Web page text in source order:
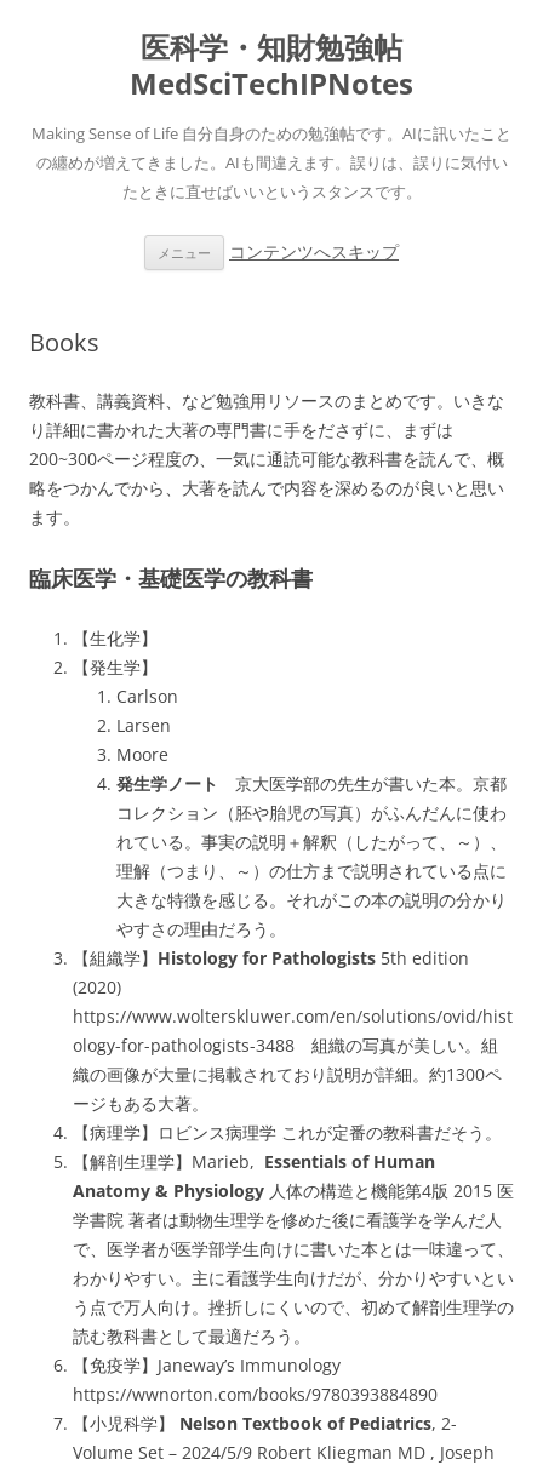
医科学・知財勉強帖
MedSciTechIPNotes
Making Sense of Life 自分自身のための勉強帖です。AIに訊いたこと
の纏めが増えてきました。AIも間違えます。誤りは、誤りに気付い
たときに直せばいいというスタンスです。
メニュー コンテンツへスキップ
Books
教科書、講義資料、など勉強用リソースのまとめです。いきな
り詳細に書かれた大著の専門書に手をださずに、まずは
200~300ページ程度の、一気に通読可能な教科書を読んで、概
略をつかんでから、大著を読んで内容を深めるのが良いと思い
ます。
臨床医学・基礎医学の教科書
【生化学】
【発生学】
Carlson
Larsen
Moore
発生学ノート
京大医学部の先生が書いた本。京都
コレクション（胚や胎児の写真）がふんだんに使わ
れている。事実の説明＋解釈（したがって、～）、
理解（つまり、～）の仕方まで説明されている点に
大きな特徴を感じる。それがこの本の説明の分かり
やすさの理由だろう。
【組織学】 Histology for Pathologists 5th edition
(2020)
https://www.wolterskluwer.com/en/solutions/ovid/hist
ology-for-pathologists-3488 組織の写真が美しい。組
織の画像が大量に掲載されており説明が詳細。約1300ペ
ージもある大著。
【病理学】ロビンス病理学 これが定番の教科書だそう。
【解剖生理学】Marieb, Essentials of Human
Anatomy & Physiology 人体の構造と機能第4版 2015 医
学書院 著者は動物生理学を修めた後に看護学を学んだ人
で、医学者が医学部学生向けに書いた本とは一味違って、
わかりやすい。主に看護学生向けだが、分かりやすいとい
う点で万人向け。挫折しにくいので、初めて解剖生理学の
読む教科書として最適だろう。
【免疫学】Janeway’s Immunology
https://wwnorton.com/books/9780393884890
【小児科学】 Nelson Textbook of Pediatrics, 2-
Volume Set – 2024/5/9 Robert Kliegman MD , Joseph